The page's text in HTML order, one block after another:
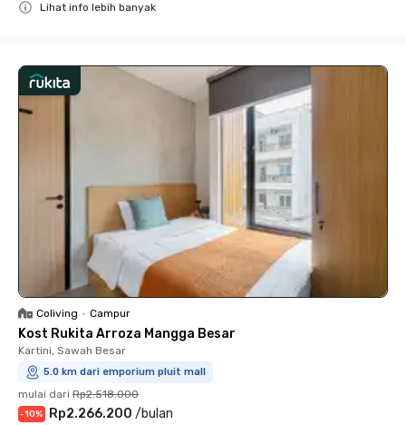
Lihat info lebih banyak
Coliving • Campur
Kost Rukita Arroza Mangga Besar
Kartini, Sawah Besar
5.0 km dari emporium pluit mall
mulai dari Rp2.518.000
-10% Rp2.266.200 /bulan